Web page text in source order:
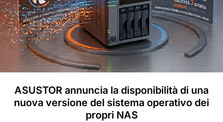
ASUSTOR annuncia la disponibilità di una
nuova versione del sistema operativo dei
propri NAS